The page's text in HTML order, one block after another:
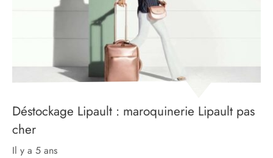
Déstockage Lipault : maroquinerie Lipault pas
cher
il y a 5 ans